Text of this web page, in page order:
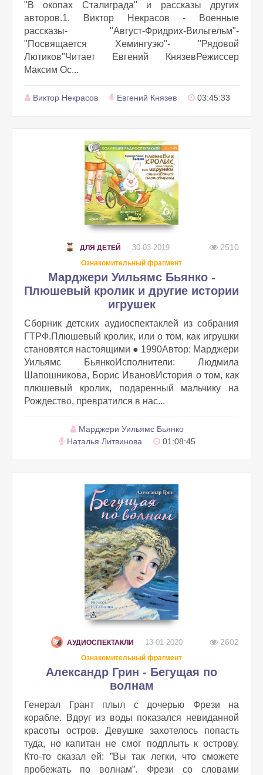
"В окопах Сталиграда" и рассказы других
авторов.1. Виктор Некрасов - Военные
рассказы- "Август-Фридрих-Вильгельм"-
"Посвящается Хемингуэю"- "Рядовой
Лютиков"Читает Евгений КнязевРежиссер
Максим Ос...
Виктор Некрасов Евгений Князев 03:45:33
ДЛЯ ДЕТЕЙ 30-03-2019 2510
Ознакомительный фрагмент
Марджери Уильямс Бьянко -
Плюшевый кролик и другие истории
игрушек
Сборник детских аудиоспектаклей из собрания
ГТРФ.Плюшевый кролик, или о том, как игрушки
становятся настоящими ● 1990Автор: Марджери
Уильямс БьянкоИсполнители: Людмила
Шапошникова, Борис ИвановИстория о том, как
плюшевый кролик, подаренный мальчику на
Рождество, превратился в нас...
Марджери Уильямс Бьянко
Наталья Литвинова
01:08:45
АУДИОСПЕКТАКЛИ 13-01-2020 2602
Ознакомительный фрагмент
Александр Грин - Бегущая по
волнам
Генерал Грант плыл с дочерью Фрези на
корабле. Вдруг из воды показался невиданной
красоты остров. Девушке захотелось попасть
туда, но капитан не смог подплыть к острову.
Кто-то сказал ей: ”Вы так легки, что сможете
пробежать по волнам”. Фрези со словами